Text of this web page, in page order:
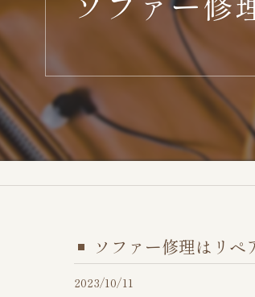
ソファー修理はリ
2023/10/11